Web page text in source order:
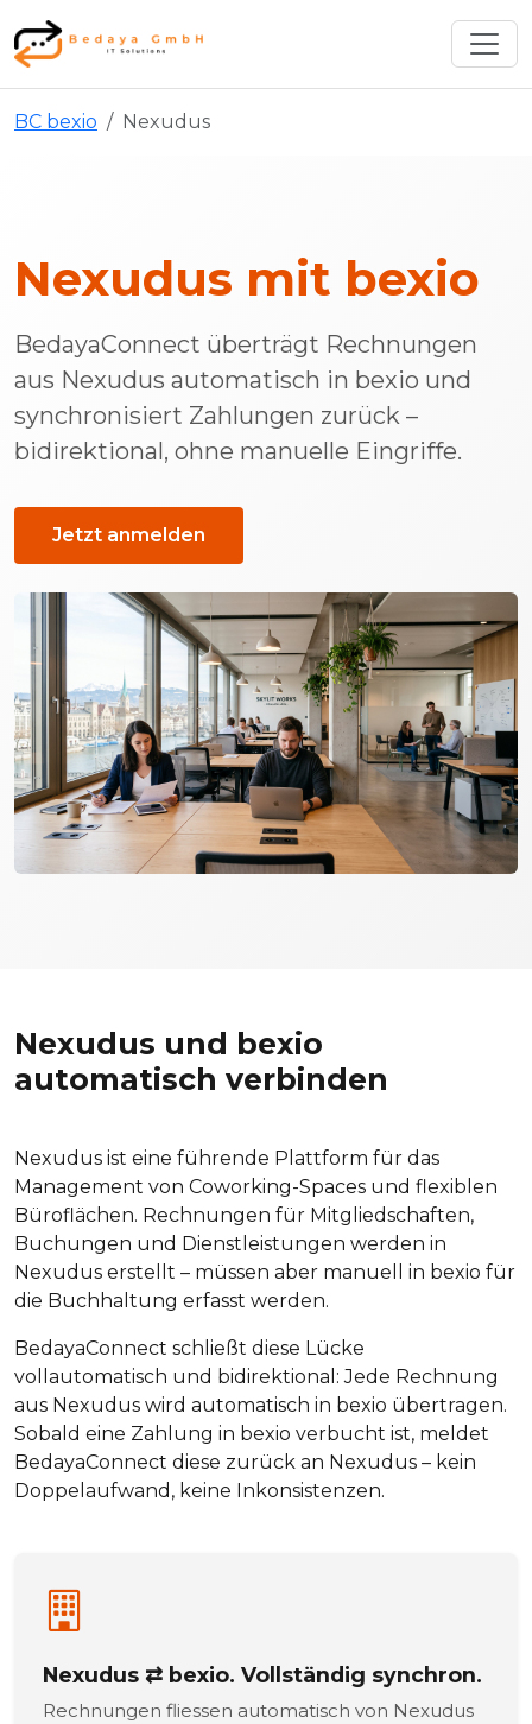
BC bexio Nexudus
Nexudus mit bexio
BedayaConnect überträgt Rechnungen
aus Nexudus automatisch in bexio und
synchronisiert Zahlungen zurück –
bidirektional, ohne manuelle Eingriffe.
Jetzt anmelden
Nexudus und bexio
automatisch verbinden
Nexudus ist eine führende Plattform für das
Management von Coworking-Spaces und flexiblen
Büroflächen. Rechnungen für Mitgliedschaften,
Buchungen und Dienstleistungen werden in
Nexudus erstellt – müssen aber manuell in bexio für
die Buchhaltung erfasst werden.
BedayaConnect schließt diese Lücke
vollautomatisch und bidirektional: Jede Rechnung
aus Nexudus wird automatisch in bexio übertragen.
Sobald eine Zahlung in bexio verbucht ist, meldet
BedayaConnect diese zurück an Nexudus – kein
Doppelaufwand, keine Inkonsistenzen.
Nexudus ⇄ bexio. Vollständig synchron.
Rechnungen fliessen automatisch von Nexudus